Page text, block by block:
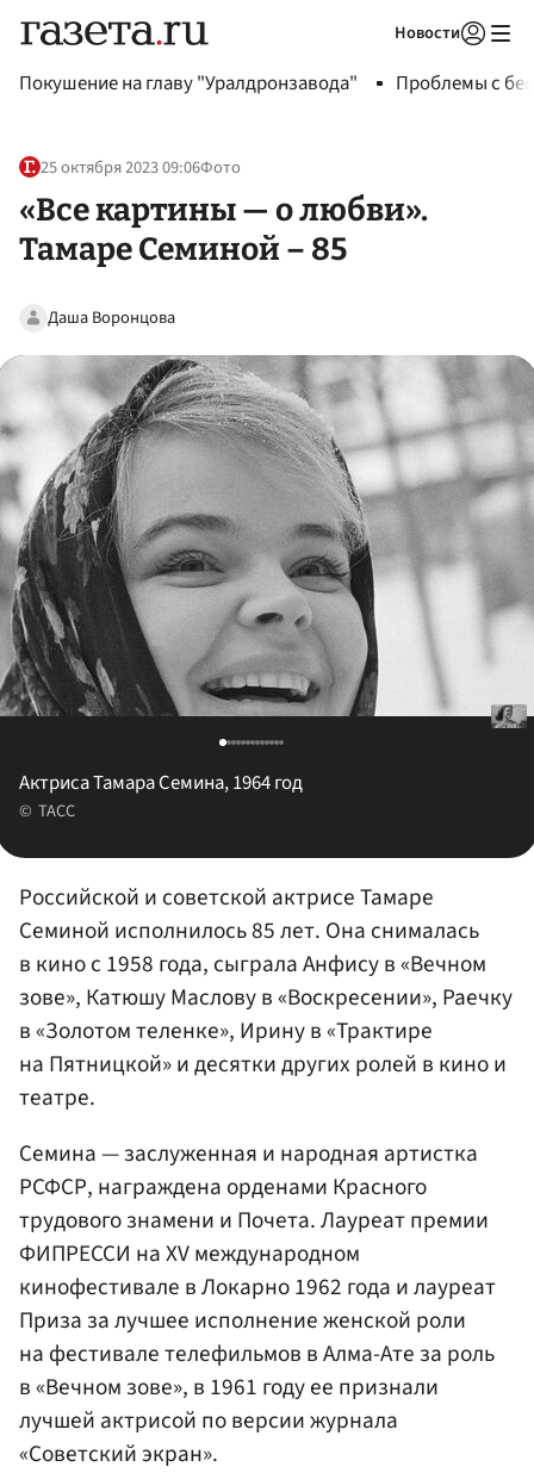
Новости
Покушение на главу "Уралдронзавода" Проблемы с
25 октября 2023 09:06Фото
«Все картины — о любви».
Тамаре Семиной – 85
Даша Воронцова
Актриса Тамара Семина, 1964 год
ТАСС
Российской и советской актрисе Тамаре
Семиной исполнилось 85 лет. Она снималась
в кино с 1958 года, сыграла Анфису в «Вечном
зове», Катюшу Маслову в «Воскресении», Раечку
в «Золотом теленке», Ирину в «Трактире
на Пятницкой» и десятки других ролей в кино и
театре.
Семина — заслуженная и народная артистка
РСФСР, награждена орденами Красного
трудового знамени и Почета. Лауреат премии
ФИПРЕССИ на XV международном
кинофестивале в Локарно 1962 года и лауреат
Приза за лучшее исполнение женской роли
на фестивале телефильмов в Алма-Ате за роль
в «Вечном зове», в 1961 году ее признали
лучшей актрисой по версии журнала
«Советский экран».